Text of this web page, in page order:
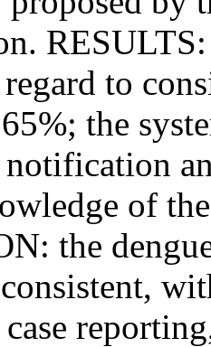
to
the
notification
of the
the